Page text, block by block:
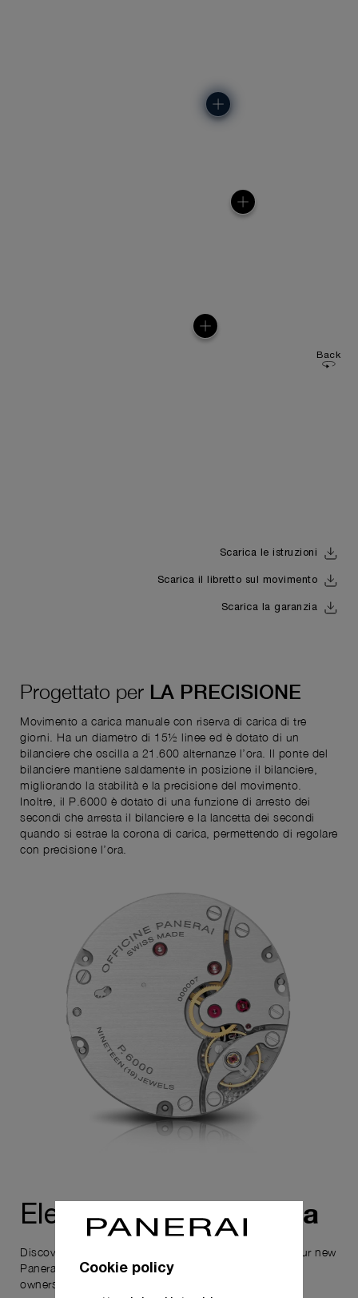
Back
Scarica le istruzioni
Scarica il libretto sul movimento
Scarica la garanzia
Progettato per LA PRECISIONE
Movimento a carica manuale con riserva di carica di tre
giorni. Ha un diametro di 15½ linee ed è dotato di un
bilanciere che oscilla a 21.600 alternanze l’ora. Il ponte del
bilanciere mantiene saldamente in posizione il bilanciere,
migliorando la stabilità e la precisione del movimento.
Inoltre, il P.6000 è dotato di una funzione di arresto dei
secondi che arresta il bilanciere e la lancetta dei secondi
quando si estrae la corona di carica, permettendo di regolare
con precisione l’ora.
Eleva la tuaesperienza
Discover the exceptional elements that accompany your new
Panerai timepiece, enhancing its versatility and your
ownership experience.
Cookie policy